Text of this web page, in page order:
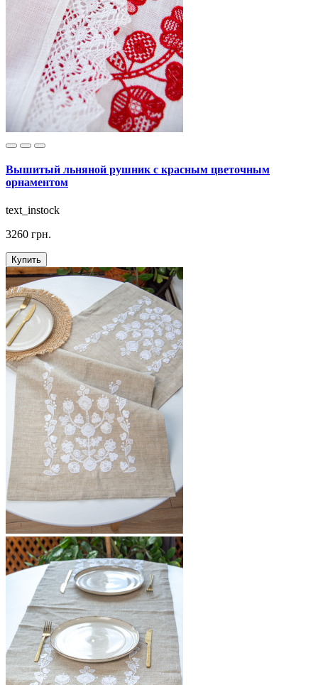
Вышитый льняной рушник с красным цветочным
орнаментом
text_instock
3260 грн.
Купить